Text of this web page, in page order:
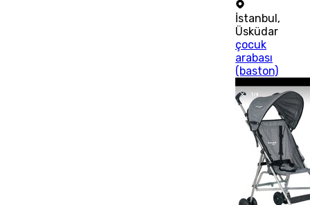
İstanbul ,
Üsküdar
çocuk
arabası
(baston)